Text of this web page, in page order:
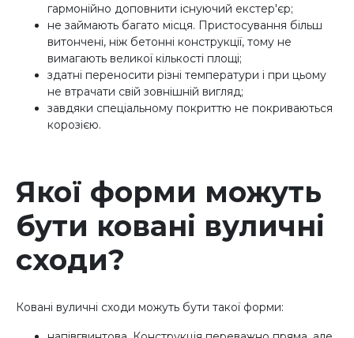
гармонійно доповнити існуючий екстер'єр;
не займають багато місця. Пристосування більш
витончені, ніж бетонні конструкції, тому не
вимагають великої кількості площі;
здатні переносити різні температури і при цьому
не втрачати свій зовнішній вигляд;
завдяки спеціальному покриттю не покриваються
корозією.
Якої форми можуть
бути ковані вуличні
сходи?
Ковані вуличні сходи можуть бути такої форми: